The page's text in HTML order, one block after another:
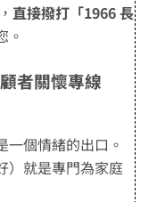
直接撥打「1966 長
。
者關懷專線
一個情緒的出口。
）就是專門為家庭